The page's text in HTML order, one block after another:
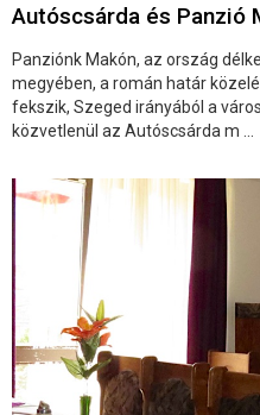
Autóscsárda és Panzió
Panziónk Makón, az ország
megyében, a román határ
fekszik, Szeged irányából a
közvetlenül az Autóscsárda m ...